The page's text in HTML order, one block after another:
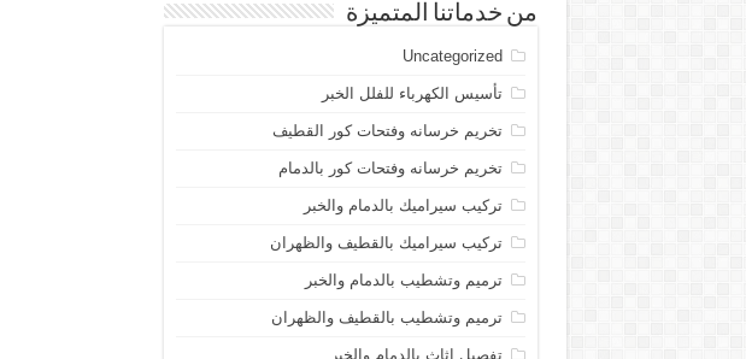
من خدماتنا المتميزة
Uncategorized
تأسيس الكهرباء للفلل الخبر
تخريم خرسانه وفتحات كور القطيف
تخريم خرسانه وفتحات كور بالدمام
تركيب سيراميك بالدمام والخبر
تركيب سيراميك بالقطيف والظهران
ترميم وتشطيب بالدمام والخبر
ترميم وتشطيب بالقطيف والظهران
تفصيل اثاث بالدمام والخبر